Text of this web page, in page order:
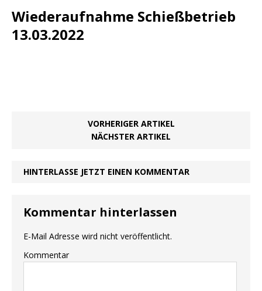
Wiederaufnahme Schießbetrieb
13.03.2022
VORHERIGER ARTIKEL
NÄCHSTER ARTIKEL
HINTERLASSE JETZT EINEN KOMMENTAR
Kommentar hinterlassen
E-Mail Adresse wird nicht veröffentlicht.
Kommentar